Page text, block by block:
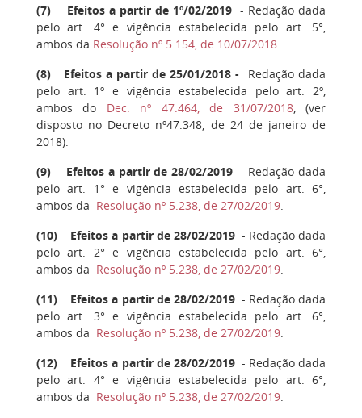
(7) Efeitos a partir de 1º/02/2019 - Redação dada
pelo art. 4° e vigência estabelecida pelo art. 5°,
ambos da Resolução nº 5.154, de 10/07/2018.
(8) Efeitos a partir de 25/01/2018 - Redação dada
pelo art. 1º e vigência estabelecida pelo art. 2º,
ambos do Dec. nº 47.464, de 31/07/2018, (ver
disposto no Decreto nº47.348, de 24 de janeiro de
2018).
(9) Efeitos a partir de 28/02/2019 - Redação dada
pelo art. 1° e vigência estabelecida pelo art. 6°,
ambos da Resolução nº 5.238, de 27/02/2019.
(10) Efeitos a partir de 28/02/2019- Redação dada
pelo art. 2° e vigência estabelecida pelo art. 6°,
ambos da Resolução nº 5.238, de 27/02/2019.
(11) Efeitos a partir de 28/02/2019- Redação dada
pelo art. 3° e vigência estabelecida pelo art. 6°,
ambos da Resolução nº 5.238, de 27/02/2019.
(12) Efeitos a partir de 28/02/2019- Redação dada
pelo art. 4° e vigência estabelecida pelo art. 6°,
ambos da Resolução nº 5.238, de 27/02/2019.